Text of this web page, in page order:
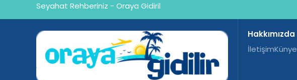
Seyahat Rehberiniz - Oraya Gidiril
Hakkımızda
İletişimKünye